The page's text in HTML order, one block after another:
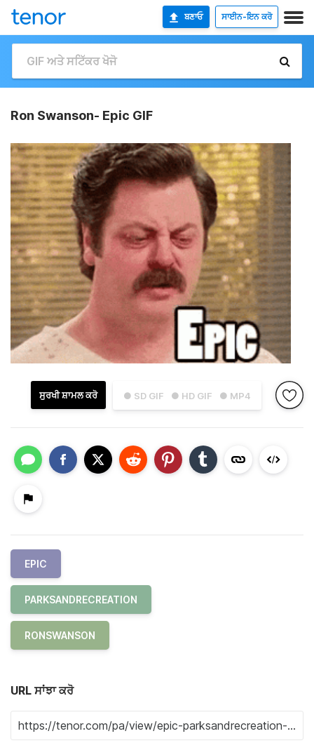
ਬਣਾਓ ਸਾਈਨ-ਇਨ ਕਰੋ
Ron Swanson- Epic GIF
● SD GIF ● HD GIF ● MP4
ਸੁਰਖੀ ਸ਼ਾਮਲ ਕਰੋ
EPIC
PARKSANDRECREATION
RONSWANSON
URL ਸਾਂਝਾ ਕਰੋ